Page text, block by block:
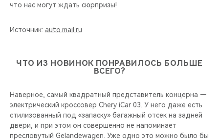
что нас могут ждать сюрпризы!
Источник: auto.mail.ru
ЧТО ИЗ НОВИНОК ПОНРАВИЛОСЬ БОЛЬШЕ
ВСЕГО?
Наверное, самый квадратный представитель концерна —
электрический кроссовер Chery iCar 03. У него даже есть
стилизованный под «запаску» багажный отсек на задней
двери, и при этом он совершенно не напоминает
пресловутый Gelandewagen. Уже одно это можно было бы